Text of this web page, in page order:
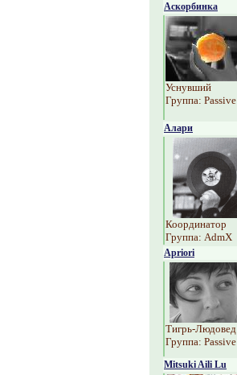
Аскорбинка
Уснувший
Группа: Passive
Алари
Координатор
Группа: AdmX
Apriori
Тигрь-Людовед
Группа: Passive
Mitsuki Aili Lu